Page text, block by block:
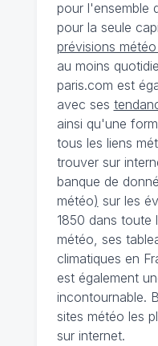
pour l'ensemble
pour la seule
prévisions
au moins
paris.com est
avec ses
ainsi qu'une
tous les liens
trouver sur
banque de
météo) sur les
1850 dans toute
météo, ses
climatiques en
est également
incontournable.
sites météo les
sur internet.